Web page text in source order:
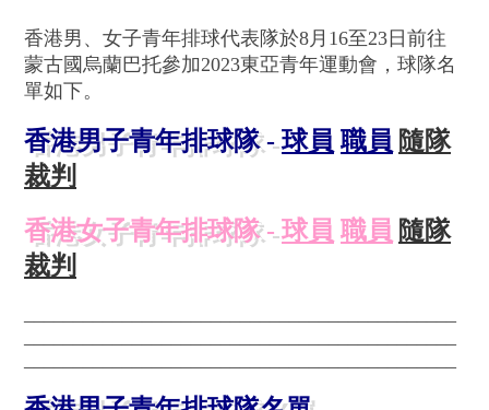
香港男、女子青年排球代表隊於8月16至23日前往
蒙古國烏蘭巴托參加2023東亞青年運動會，球隊名
單如下。
香港男子青年排球隊 -球員 職員 隨隊
裁判
香港女子青年排球隊 -球員 職員 隨隊
裁判